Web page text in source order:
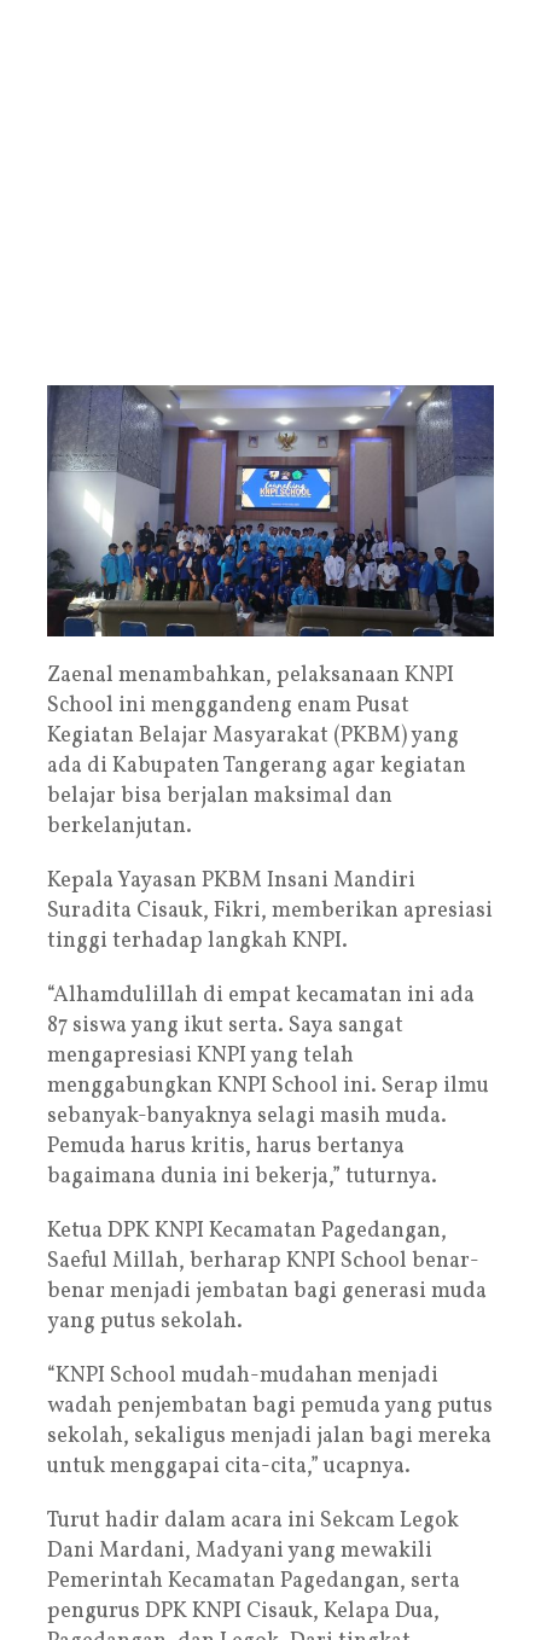
Zaenal menambahkan, pelaksanaan KNPI
School ini menggandeng enam Pusat
Kegiatan Belajar Masyarakat (PKBM) yang
ada di Kabupaten Tangerang agar kegiatan
belajar bisa berjalan maksimal dan
berkelanjutan.
Kepala Yayasan PKBM Insani Mandiri
Suradita Cisauk, Fikri, memberikan apresiasi
tinggi terhadap langkah KNPI.
“Alhamdulillah di empat kecamatan ini ada
87 siswa yang ikut serta. Saya sangat
mengapresiasi KNPI yang telah
menggabungkan KNPI School ini. Serap ilmu
sebanyak-banyaknya selagi masih muda.
Pemuda harus kritis, harus bertanya
bagaimana dunia ini bekerja,” tuturnya.
Ketua DPK KNPI Kecamatan Pagedangan,
Saeful Millah, berharap KNPI School benar-
benar menjadi jembatan bagi generasi muda
yang putus sekolah.
“KNPI School mudah-mudahan menjadi
wadah penjembatan bagi pemuda yang putus
sekolah, sekaligus menjadi jalan bagi mereka
untuk menggapai cita-cita,” ucapnya.
Turut hadir dalam acara ini Sekcam Legok
Dani Mardani, Madyani yang mewakili
Pemerintah Kecamatan Pagedangan, serta
pengurus DPK KNPI Cisauk, Kelapa Dua,